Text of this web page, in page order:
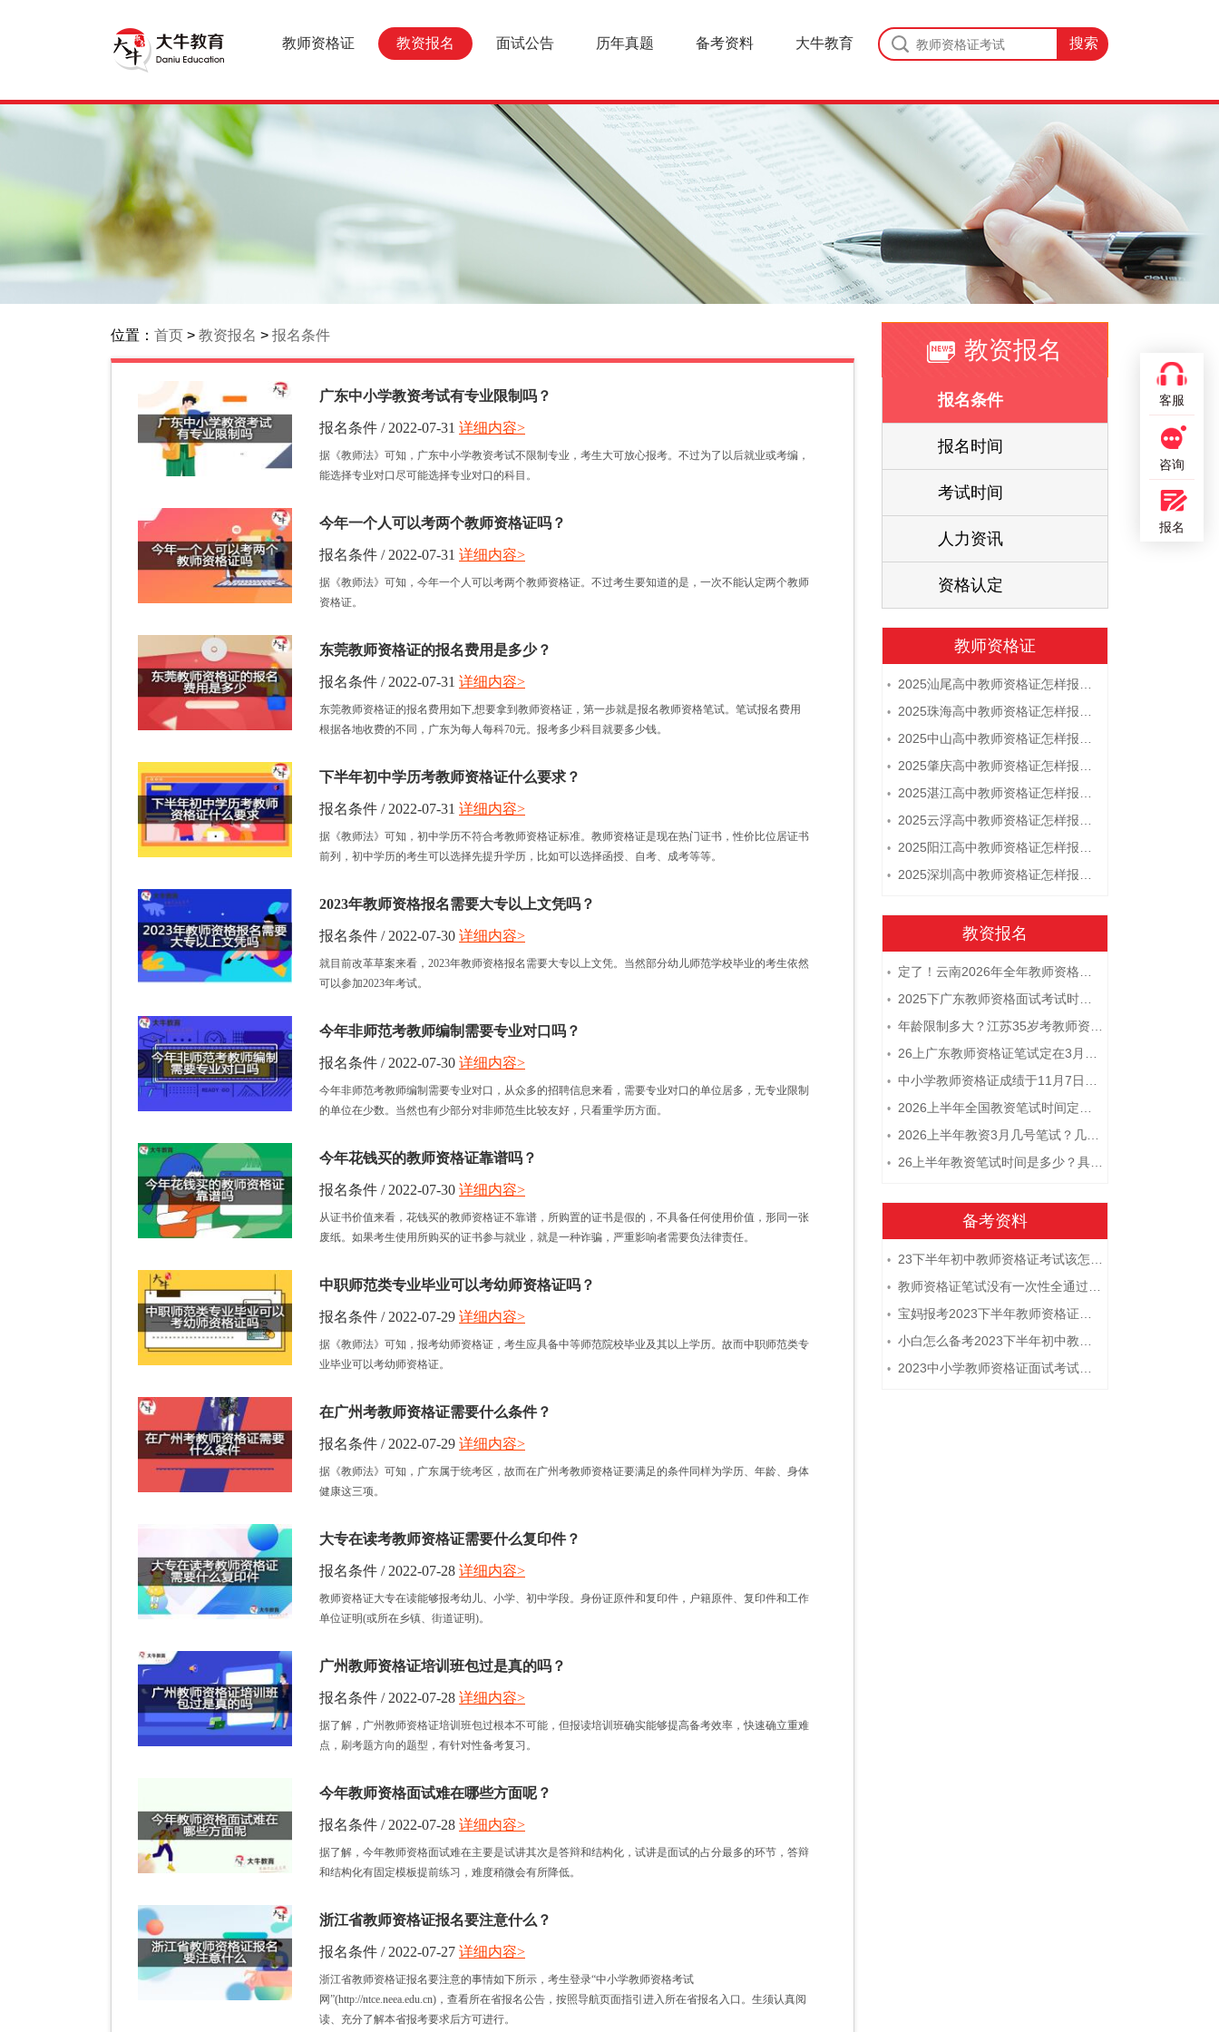
教师资格证 教资报名 面试公告 历年真题 备考资料 大牛教育
位置： 首页 > 教资报名 > 报名条件
广东中小学教资考试有专业限制吗？
报名条件 / 2022-07-31
据《教师法》可知，广东中小学教资考试不限制专业，考生大可放心报考。不过为了以后就业或考编，
能选择专业对口尽可能选择专业对口的科目。
详细内容>
今年一个人可以考两个教师资格证吗？
报名条件 / 2022-07-31
据《教师法》可知，今年一个人可以考两个教师资格证。不过考生要知道的是，一次不能认定两个教师
资格证。
详细内容>
东莞教师资格证的报名费用是多少？
报名条件 / 2022-07-31
东莞教师资格证的报名费用如下,想要拿到教师资格证，第一步就是报名教师资格笔试。笔试报名费用
根据各地收费的不同，广东为每人每科70元。报考多少科目就要多少钱。
详细内容>
下半年初中学历考教师资格证什么要求？
报名条件 / 2022-07-31
据《教师法》可知，初中学历不符合考教师资格证标准。教师资格证是现在热门证书，性价比位居证书
前列，初中学历的考生可以选择先提升学历，比如可以选择函授、自考、成考等等。
详细内容>
2023年教师资格报名需要大专以上文凭吗？
报名条件 / 2022-07-30
就目前改革草案来看，2023年教师资格报名需要大专以上文凭。当然部分幼儿师范学校毕业的考生依然
可以参加2023年考试。
详细内容>
今年非师范考教师编制需要专业对口吗？
报名条件 / 2022-07-30
今年非师范考教师编制需要专业对口，从众多的招聘信息来看，需要专业对口的单位居多，无专业限制
的单位在少数。当然也有少部分对非师范生比较友好，只看重学历方面。
详细内容>
今年花钱买的教师资格证靠谱吗？
报名条件 / 2022-07-30
从证书价值来看，花钱买的教师资格证不靠谱，所购置的证书是假的，不具备任何使用价值，形同一张
废纸。如果考生使用所购买的证书参与就业，就是一种诈骗，严重影响者需要负法律责任。
详细内容>
中职师范类专业毕业可以考幼师资格证吗？
报名条件 / 2022-07-29
据《教师法》可知，报考幼师资格证，考生应具备中等师范院校毕业及其以上学历。故而中职师范类专
业毕业可以考幼师资格证。
详细内容>
在广州考教师资格证需要什么条件？
报名条件 / 2022-07-29
据《教师法》可知，广东属于统考区，故而在广州考教师资格证要满足的条件同样为学历、年龄、身体
健康这三项。
详细内容>
大专在读考教师资格证需要什么复印件？
报名条件 / 2022-07-28
教师资格证大专在读能够报考幼儿、小学、初中学段。身份证原件和复印件，户籍原件、复印件和工作
单位证明(或所在乡镇、街道证明)。
详细内容>
广州教师资格证培训班包过是真的吗？
报名条件 / 2022-07-28
据了解，广州教师资格证培训班包过根本不可能，但报读培训班确实能够提高备考效率，快速确立重难
点，刷考题方向的题型，有针对性备考复习。
详细内容>
今年教师资格面试难在哪些方面呢？
报名条件 / 2022-07-28
据了解，今年教师资格面试难在主要是试讲其次是答辩和结构化，试讲是面试的占分最多的环节，答辩
和结构化有固定模板提前练习，难度稍微会有所降低。
详细内容>
浙江省教师资格证报名要注意什么？
报名条件 / 2022-07-27
浙江省教师资格证报名要注意的事情如下所示，考生登录“中小学教师资格考试
网”(http://ntce.neea.edu.cn)，查看所在省报名公告，按照导航页面指引进入所在省报名入口。生须认真阅
读、充分了解本省报考要求后方可进行。
详细内容>
教资报名
报名条件
报名时间
报名时间
考试时间
人力资讯
资格认定
资格认定
教师资格证
• 2025汕尾高中教师资格证怎样报名 附流程
• 2025珠海高中教师资格证怎样报名 附流程
• 2025中山高中教师资格证怎样报名 附流程
• 2025肇庆高中教师资格证怎样报名 附流程
• 2025湛江高中教师资格证怎样报名 附流程
• 2025云浮高中教师资格证怎样报名 附流程
• 2025阳江高中教师资格证怎样报名 附流程
• 2025深圳高中教师资格证怎样报名 附流程
教资报名
• 定了！云南2026年全年教师资格证考试日程大公开！
• 2025下广东教师资格面试考试时间及科目内容（怎么考）
• 年龄限制多大？江苏35岁考教师资格证晚吗？
• 26上广东教师资格证笔试定在3月7日！附考试指南
• 中小学教师资格证成绩于11月7日10点查！
• 2026上半年全国教资笔试时间定档！
• 2026上半年教资3月几号笔试？几点开考
• 26上半年教资笔试时间是多少？具体安排表一览
备考资料
• 23下半年初中教师资格证考试该怎么复习？
• 教师资格证笔试没有一次性全通过下次需要重新报考吗？
• 宝妈报考2023下半年教师资格证需要报班备考吗？
• 小白怎么备考2023下半年初中教师资格证笔试？
• 2023中小学教师资格证面试考试注意事项
客服
咨询
报名